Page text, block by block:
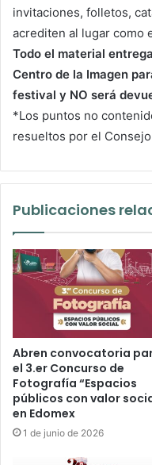
invitaciones, folletos,
acrediten al lugar como
Todo el material
Centro de la Imagen
festival y NO será
*Los puntos no
resueltos por el
Publicaciones
Abren convocatoria
el 3.er Concurso de
Fotografía “Espacios
públicos con valor
en Edomex
1 de junio de 2026